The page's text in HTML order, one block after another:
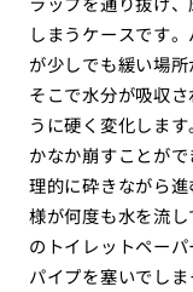
しまうケースです
が少しでも緩い場
そこで水分が吸収
うに硬く変化しま
かなか崩すことが
理的に砕きながら
様が何度も水を流
のトイレットペー
パイプを塞いでし